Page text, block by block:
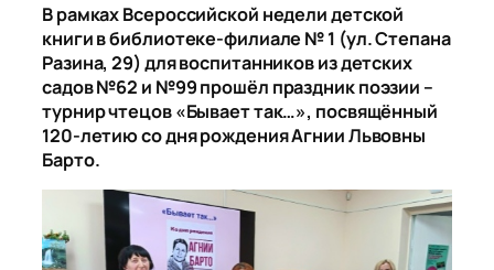
В рамках Всероссийской недели детской
книги в библиотеке-филиале № 1 (ул. Степана
Разина, 29) для воспитанников из детских
садов №62 и №99 прошёл праздник поэзии –
турнир чтецов «Бывает так…», посвящённый
120-летию со дня рождения Агнии Львовны
Барто.